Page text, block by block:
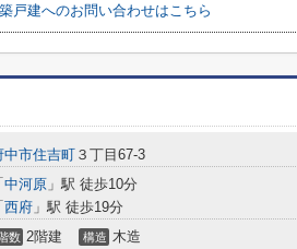
戸建へのお問い合わせはこちら
中市住吉町 ３丁目67-3
中河原 」駅 徒歩10分
西府 」駅 徒歩19分
数 2階建 構造 木造